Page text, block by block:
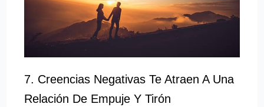
7. Creencias Negativas Te Atraen A Una
Relación De Empuje Y Tirón